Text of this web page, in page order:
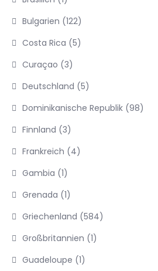
Bulgarien (122)
Costa Rica (5)
Curaçao (3)
Deutschland (5)
Dominikanische Republik (98)
Finnland (3)
Frankreich (4)
Gambia (1)
Grenada (1)
Griechenland (584)
Großbritannien (1)
Guadeloupe (1)